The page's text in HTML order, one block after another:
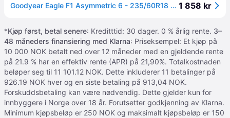
Goodyear Eagle F1 Asymmetric 6 - 235/60R18 - Sommardäck 1 858 kr
*Kjøp først, betal senere: Kreditttid: 30 dager. 0 % årlig rente. 3–
48 måneders finansiering med Klarna: Priseksempel: Et kjøp på
10 000 NOK betalt ned over 12 måneder med en gjeldende rente
på 21.9 % har en effektiv rente (APR) på 21,90%. Totalkostnaden
beløper seg til 11 101.12 NOK. Dette inkluderer 11 betalinger på
926.19 NOK hver og en siste betaling på 913,04 NOK.
Forskuddsbetaling kan være nødvendig. Dette gjelder kun for
innbyggere i Norge over 18 år. Forutsetter godkjenning av Klarna.
Minimum kjøpsbeløp er 250 NOK og maksimalt kjøpsbeløp er 150